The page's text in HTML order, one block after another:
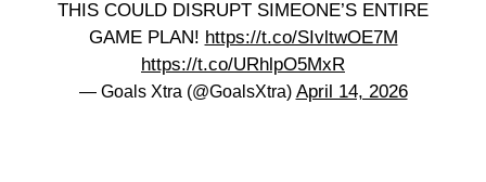
THIS COULD DISRUPT SIMEONE’S ENTIRE
GAME PLAN! https://t.co/SIvltwOE7M
https://t.co/URhlpO5MxR
— Goals Xtra (@GoalsXtra) April 14, 2026